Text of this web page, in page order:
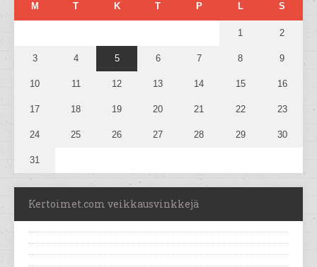
M T K T P L S
1 2
3 4 5 6 7 8 9
10 11 12 13 14 15 16
17 18 19 20 21 22 23
24 25 26 27 28 29 30
31
Kertoimet.com veikkausvinkkejä